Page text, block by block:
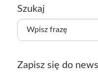
Szukaj
W
z
Zapisz się do